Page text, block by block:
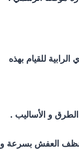
للقيام بهذه
و الأساليب .
تنظف العفش بسرعة و